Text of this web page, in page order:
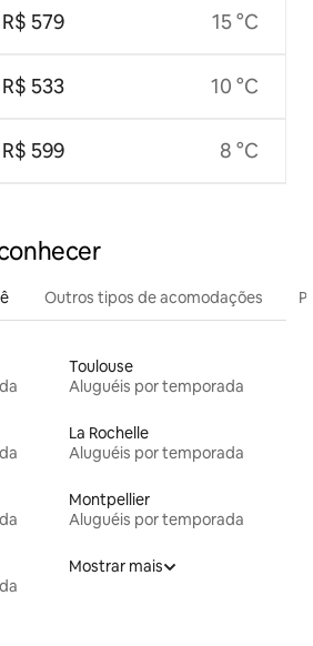
R$ 579
R$ 533
R$ 599
15 °C
10 °C
8 °C
Outros tipos de acomodações
Toulouse
Aluguéis por temporada
La Rochelle
Aluguéis por temporada
Montpellier
Aluguéis por temporada
Mostrar mais